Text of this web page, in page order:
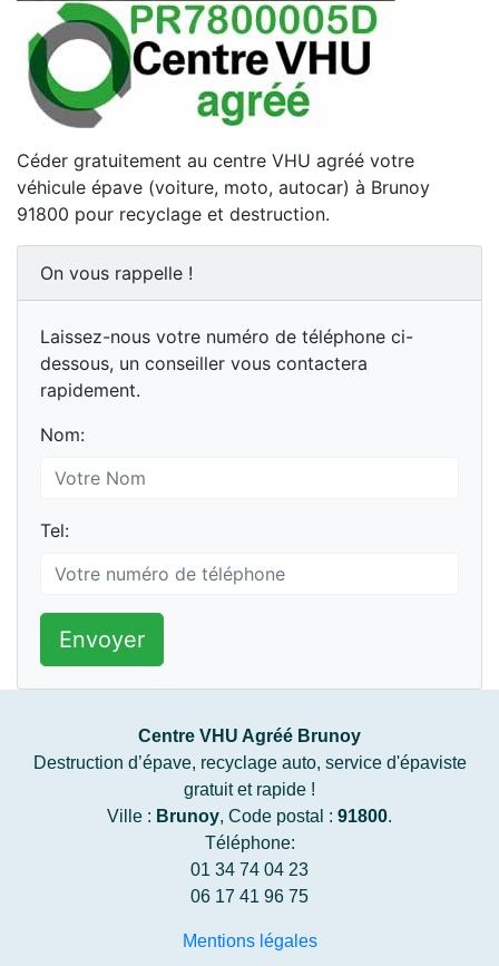
Céder gratuitement au centre VHU agréé votre
véhicule épave (voiture, moto, autocar) à Brunoy
91800 pour recyclage et destruction.
On vous rappelle !
Laissez-nous votre numéro de téléphone ci-
dessous, un conseiller vous contactera
rapidement.
Nom:
Tel:
Envoyer
Centre VHU Agréé Brunoy
Destruction d’épave, recyclage auto, service d'épaviste
gratuit et rapide !
Ville : Brunoy, Code postal : 91800.
Téléphone:
01 34 74 04 23
06 17 41 96 75
Mentions légales